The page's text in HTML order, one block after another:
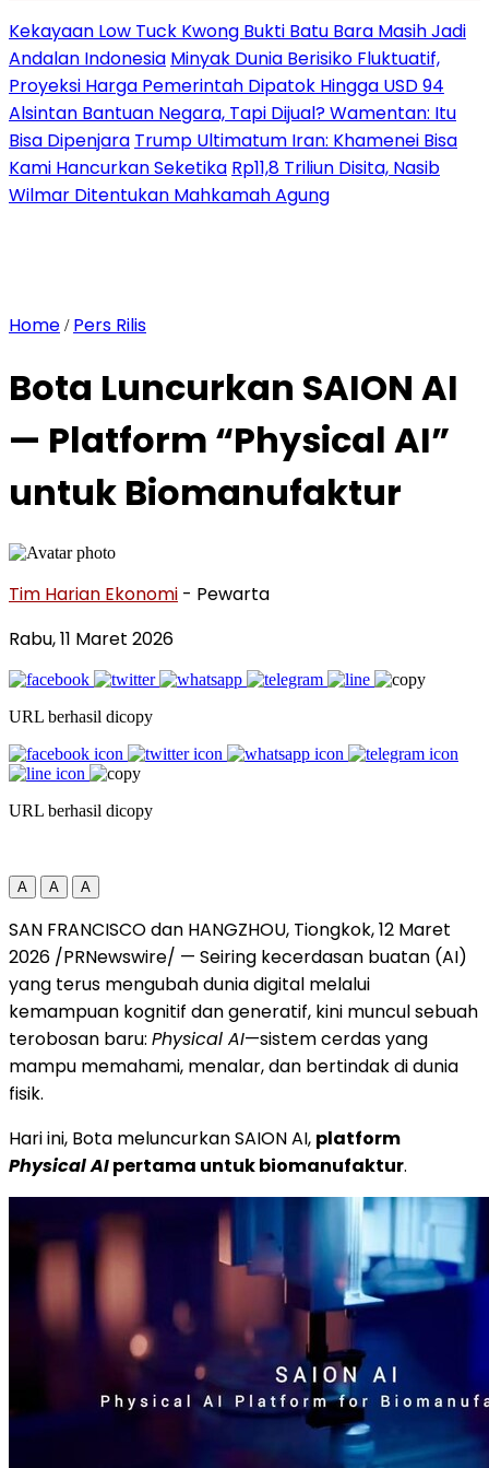
Kekayaan Low Tuck Kwong Bukti Batu Bara Masih Jadi
Andalan Indonesia Minyak Dunia Berisiko Fluktuatif,
Proyeksi Harga Pemerintah Dipatok Hingga USD 94
Alsintan Bantuan Negara, Tapi Dijual? Wamentan: Itu
Bisa Dipenjara Trump Ultimatum Iran: Khamenei Bisa
Kami Hancurkan Seketika Rp11,8 Triliun Disita, Nasib
Wilmar Ditentukan Mahkamah Agung
Home / Pers Rilis
Bota Luncurkan SAION AI
— Platform “Physical AI”
untuk Biomanufaktur
Tim Harian Ekonomi - Pewarta
Rabu, 11 Maret 2026
URL berhasil dicopy
URL berhasil dicopy
A A A
SAN FRANCISCO dan HANGZHOU, Tiongkok,12 Maret
2026 /PRNewswire/ — Seiring kecerdasan buatan (AI)
yang terus mengubah dunia digital melalui
kemampuan kognitif dan generatif, kini muncul sebuah
terobosan baru: Physical AI—sistem cerdas yang
mampu memahami, menalar, dan bertindak di dunia
fisik.
Hari ini, Bota meluncurkan SAION AI, platform
Physical AIpertama untuk biomanufaktur.